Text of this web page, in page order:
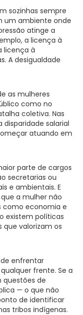
sozinhas sempre
um ambiente onde
atinge a
a licença à
licença à
A desigualdade
as mulheres
como no
coletiva. Nas
salarial
atuando em
parte de cargos
secretarias ou
e ambientais. E
a mulher não
como economia e
existem políticas
que valorizam os
enfrentar
frente. Se a
questões de
— o que não
de identificar
tribos indígenas.